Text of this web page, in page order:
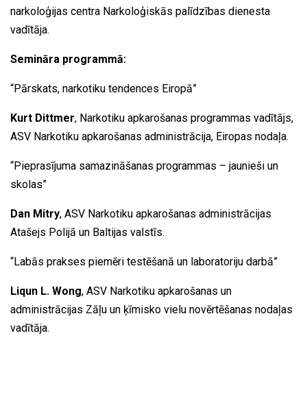
narkoloģijas centra Narkoloģiskās palīdzības dienesta
vadītāja.
Semināra programmā:
“Pārskats, narkotiku tendences Eiropā”
Kurt Dittmer, Narkotiku apkarošanas programmas vadītājs,
ASV Narkotiku apkarošanas administrācija, Eiropas nodaļa.
“Pieprasījuma samazināšanas programmas – jaunieši un
skolas”
Dan Mitry, ASV Narkotiku apkarošanas administrācijas
Atašejs Polijā un Baltijas valstīs.
“Labās prakses piemēri testēšanā un laboratoriju darbā”
Liqun L. Wong, ASV Narkotiku apkarošanas un
administrācijas Zāļu un ķīmisko vielu novērtēšanas nodaļas
vadītāja.